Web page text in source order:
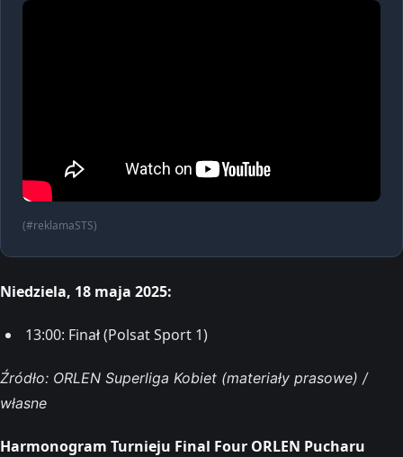
(#reklamaSTS)
Niedziela, 18 maja 2025:
13:00: Finał (Polsat Sport 1)
Źródło: ORLEN Superliga Kobiet (materiały prasowe) /
własne
Harmonogram Turnieju Final Four ORLEN Pucharu